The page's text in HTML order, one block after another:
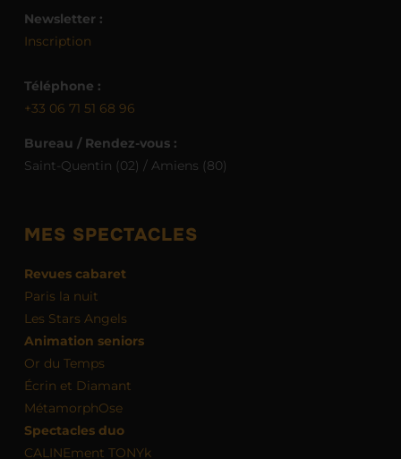
Newsletter :
Inscription
Téléphone :
+33 06 71 51 68 96
Bureau / Rendez-vous :
Saint-Quentin (02) / Amiens (80)
MES SPECTACLES
Revues cabaret
Paris la nuit
Les Stars Angels
Animation seniors
Or du Temps
Écrin et Diamant
MétamorphOse
Spectacles duo
CALINEment TONYk